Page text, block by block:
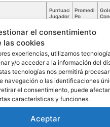
el consentimiento
las cookies
experiencias, utilizamos
y/o acceder a la información del
tecnologías nos permitirá
navegación o las identificaciones
el consentimiento, puede afectar
características y funciones.
Aceptar
Puntuación
Jugador
Promedio
Po
Vargas 0.02
Miranda